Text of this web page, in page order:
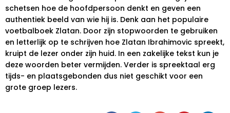
schetsen hoe de hoofdpersoon denkt en geven een
authentiek beeld van wie hij is. Denk aan het populaire
voetbalboek Zlatan. Door zijn stopwoorden te gebruiken
en letterlijk op te schrijven hoe Zlatan Ibrahimovic spreekt,
kruipt de lezer onder zijn huid. In een zakelijke tekst kun je
deze woorden beter vermijden. Verder is spreektaal erg
tijds- en plaatsgebonden dus niet geschikt voor een
grote groep lezers.